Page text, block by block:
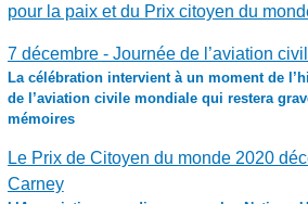
pour la paix et du Prix citoyen du
7 décembre - Journée de l’aviation
La célébration intervient à un moment de
de l’aviation civile mondiale qui restera
mémoires
Le Prix de Citoyen du monde 2020
Carney